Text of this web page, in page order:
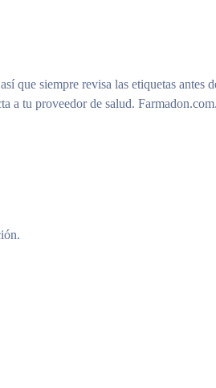
que siempre revisa las etiquetas antes
tu proveedor de salud.